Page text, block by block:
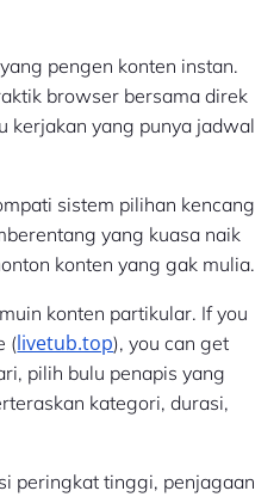
pengen konten instan.
browser bersama direk
kerjakan yang punya jadwal
sistem pilihan kencang
yang kuasa naik
konten yang gak mulia.
partikular. If you
(livetub.top), you can get
pilih bulu penapis yang
kategori, durasi,
peringkat tinggi, penjagaan